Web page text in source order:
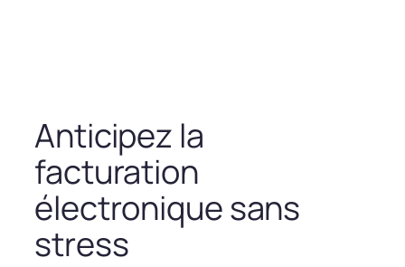
Anticipez la
facturation
électronique sans
stress